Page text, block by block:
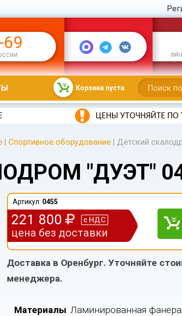
Корзина пуста
ЦЕНЫ УТОЧНЯЙТЕ ПО
| Спортивное оборудование | Детский
"ДУЭТ"
Артикул: 0455
221 800 с НДС
цена без доставки
Доставка в Оренбург. Уточняйте
менеджера.
Материалы: Ламинированная